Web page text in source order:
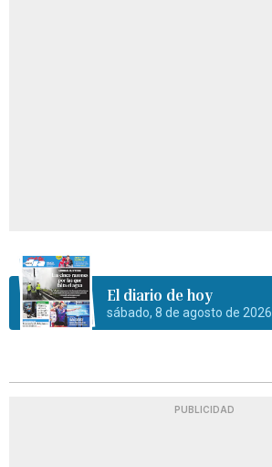
El diario de hoy
sábado, 8 de agosto de 2026
PUBLICIDAD